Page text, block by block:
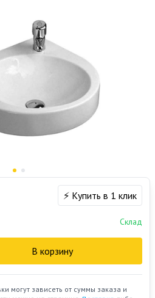
⚡ Купить в 1 клик
Склад
В корзину
могут зависеть от суммы заказа и